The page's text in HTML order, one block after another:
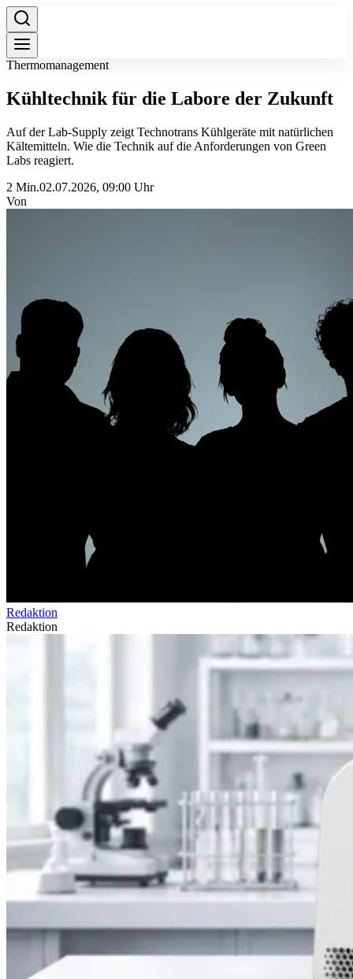
Thermomanagement
Kühltechnik für die Labore der Zukunft
Auf der Lab-Supply zeigt Technotrans Kühlgeräte mit natürlichen
Kältemitteln. Wie die Technik auf die Anforderungen von Green
Labs reagiert.
2 Min.02.07.2026, 09:00 Uhr
Von
Redaktion
Redaktion